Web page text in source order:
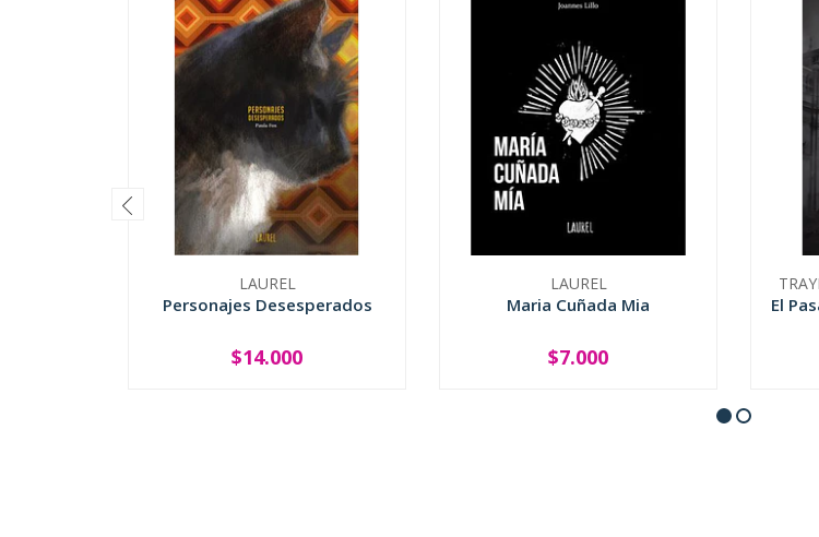
LAUREL
Personajes Desesperados
+
$14.000
LAUREL
Maria Cuñada Mia
+
$7.000
El